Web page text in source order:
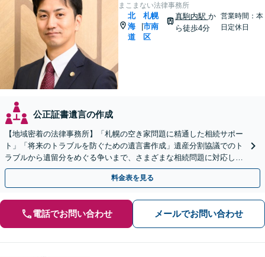
まこまない法律事務所
北
海
道
札幌
市南
区
真駒内駅 か
ら徒歩4分
営業時間：本
日定休日
公正証書遺言の作成
【地域密着の法律事務所】「札幌の空き家問題に精通した相続サポー
ト」「将来のトラブルを防ぐための遺言書作成」遺産分割協議でのト
ラブルから遺留分をめぐる争いまで、さまざまな相続問題に対応して
います「アクセス良好・WEB面談対応で安心の相談」
料金表を見る
電話でお問い合わせ メールでお問い合わせ